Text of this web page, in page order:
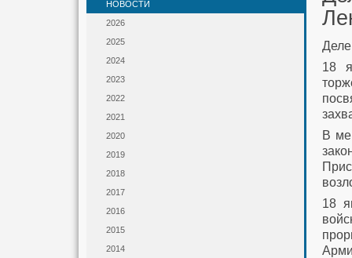
НОВОСТИ
2026
2025
2024
2023
2022
2021
2020
2019
2018
2017
2016
2015
2014
18
В
18